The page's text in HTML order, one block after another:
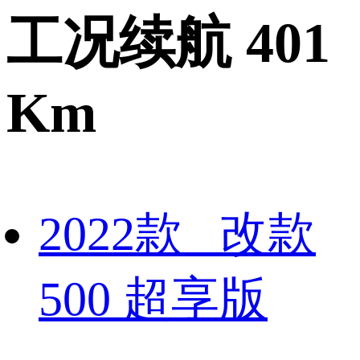
工况续航 401
Km
2022款 改款
500 超享版